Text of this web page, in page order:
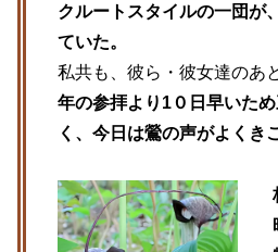
クルートスタイルの一団が
ていた。
私共も、彼ら・彼女達のあ
年の参拝より1０日早いた
く、今日は鶯の声がよくき